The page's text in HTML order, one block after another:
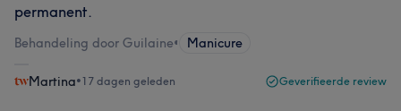
permanent.
Behandeling door Guilaine• Manicure
Martina•17 dagen geleden Geverifieerde review